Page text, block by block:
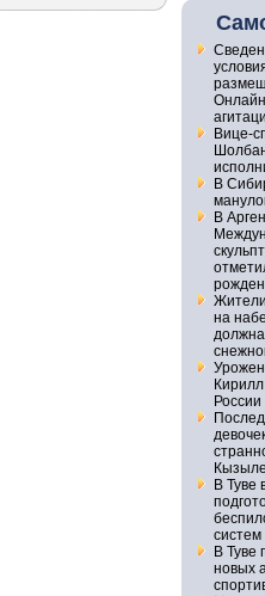
Вице-
В
В
на
должна
России
Кызыле
В Туве
систем
В Туве
новых